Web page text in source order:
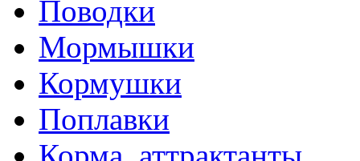
Поводки
Мормышки
Кормушки
Поплавки